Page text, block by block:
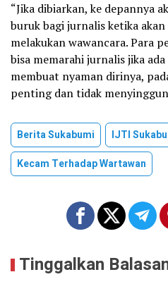
“Jika dibiarkan, ke depannya
buruk bagi jurnalis ketika
melakukan wawancara. Para
bisa memarahi jurnalis jika
membuat nyaman dirinya,
penting dan tidak
Berita Sukabumi
IJTI
Kecam Terhadap Wartawan
Tinggalkan